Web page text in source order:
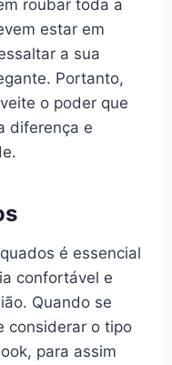
roubar toda a
estar em
a sua
Portanto,
o poder que
diferença e
é essencial
confortável e
Quando se
considerar o tipo
para assim